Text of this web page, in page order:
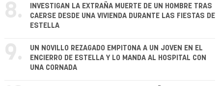
8.
INVESTIGAN LA EXTRAÑA MUERTE DE UN HOMBRE TRAS
CAERSE DESDE UNA VIVIENDA DURANTE LAS FIESTAS DE
ESTELLA
9.
UN NOVILLO REZAGADO EMPITONA A UN JOVEN EN EL
ENCIERRO DE ESTELLA Y LO MANDA AL HOSPITAL CON
UNA CORNADA